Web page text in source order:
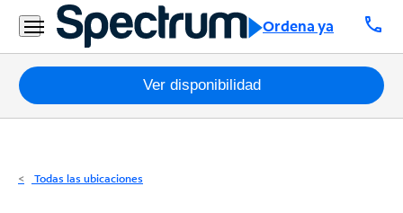
Ordena ya call
Residencial
Business
Paquetes
Internet
Ver disponibilidad
Todas las ubicaciones